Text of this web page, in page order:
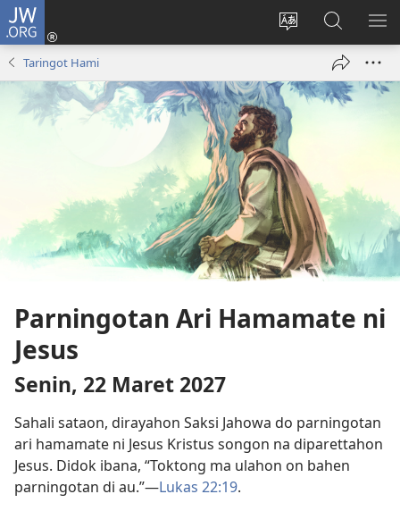
JW.ORG
Ganti
Log
window)
Lului
di
JW.ORG
Taringot Hami
Parningotan Ari Hamamate ni
Jesus
Senin, 22 Maret 2027
Sahali sataon, dirayahon Saksi Jahowa do parningotan
ari hamamate ni Jesus Kristus songon na diparettahon
Jesus. Didok ibana, “Toktong ma ulahon on bahen
parningotan di au.”—Lukas 22:19.